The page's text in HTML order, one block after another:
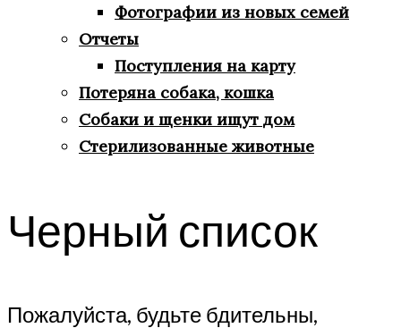
Фотографии из новых семей
Отчеты
Поступления на карту
Потеряна собака, кошка
Собаки и щенки ищут дом
Стерилизованные животные
Черный список
Пожалуйста, будьте бдительны,